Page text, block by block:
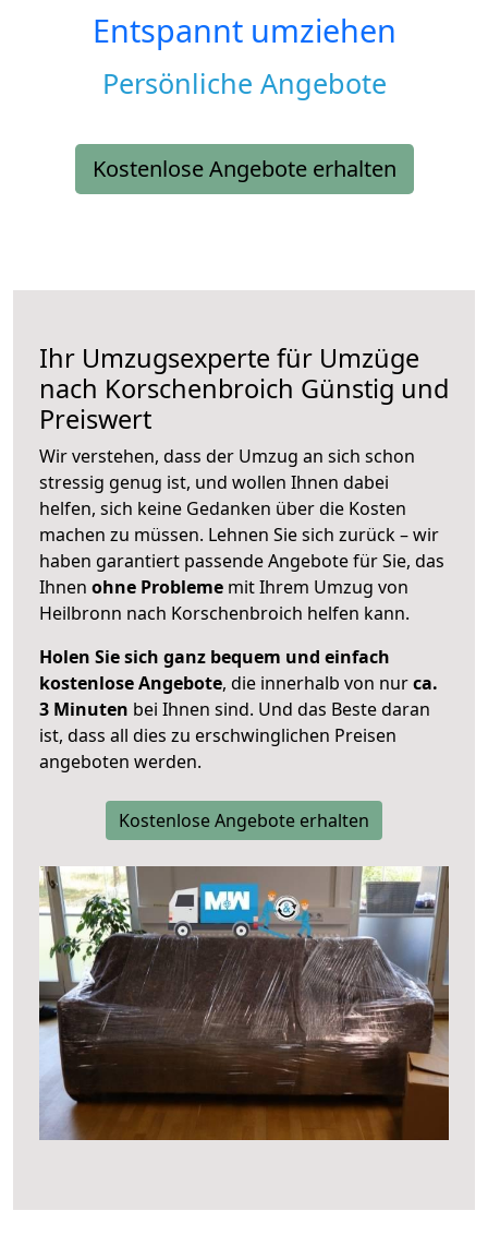
Entspannt umziehen
Persönliche Angebote
Kostenlose Angebote erhalten
Ihr Umzugsexperte für Umzüge
nach Korschenbroich Günstig und
Preiswert
Wir verstehen, dass der Umzug an sich schon
stressig genug ist, und wollen Ihnen dabei
helfen, sich keine Gedanken über die Kosten
machen zu müssen. Lehnen Sie sich zurück – wir
haben garantiert passende Angebote für Sie, das
Ihnen ohne Probleme mit Ihrem Umzug von
Heilbronn nach Korschenbroich helfen kann.
Holen Sie sich ganz bequem und einfach
kostenlose Angebote, die innerhalb von nurca.
3 Minuten bei Ihnen sind. Und das Beste daran
ist, dass all dies zu erschwinglichen Preisen
angeboten werden.
Kostenlose Angebote erhalten